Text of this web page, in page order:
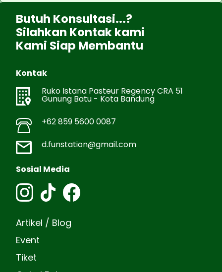
Butuh Konsultasi...?
Silahkan Kontak kami
Kami Siap Membantu
Kontak
Ruko Istana Pasteur Regency CRA 51
Gunung Batu - Kota Bandung
+62 859 5600 0087
d.funstation@gmail.com
Sosial Media
Artikel / Blog
Event
Tiket